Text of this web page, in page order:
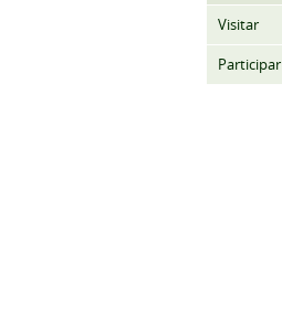
Visitar
Participar